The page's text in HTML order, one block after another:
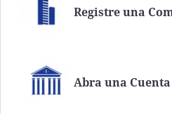
Registre una
Abra una